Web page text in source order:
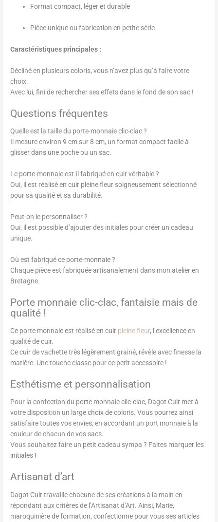
Format compact, léger et durable
Pièce unique ou fabrication en petite série
Caractéristiques principales :
Décliné en plusieurs coloris, vous n’avez plus qu’à faire votre
choix.
Avec lui, fini de rechercher ses effets dans le fond de son sac !
Questions fréquentes
Quelle est la taille du porte-monnaie clic-clac ?
Il mesure environ 9 cm sur 8 cm, un format compact facile à
glisser dans une poche ou un sac.
Le porte-monnaie est-il fabriqué en cuir véritable ?
Oui, il est réalisé en cuir pleine fleur soigneusement sélectionné
pour sa qualité et sa durabilité.
Peut-on le personnaliser ?
Oui, il est possible d’ajouter des initiales pour créer un cadeau
unique.
Où est fabriqué ce porte-monnaie ?
Chaque pièce est fabriquée artisanalement dans mon atelier en
Bretagne.
Porte monnaie clic-clac, fantaisie mais de
qualité !
Ce porte monnaie est réalisé en cuir pleine fleur, l’excellence en
qualité de cuir.
Ce cuir de vachette très légèrement grainé, révèle avec finesse la
matière. Une touche classe pour ce petit accessoire !
Esthétisme et personnalisation
Pour la confection du porte monnaie clic-clac, Dagot Cuir met à
votre disposition un large choix de coloris. Vous pourrez ainsi
satisfaire toutes vos envies, en accordant un port monnaie à la
couleur de chacun de vos sacs.
Vous souhaitez faire un petit cadeau sympa ? Faites marquer les
initiales !
Artisanat d’art
Dagot Cuir travaille chacune de ses créations à la main en
répondant aux critères de l’Artisanat d’Art. Ainsi, Marie,
maroquinière de formation, confectionne pour vous ses articles